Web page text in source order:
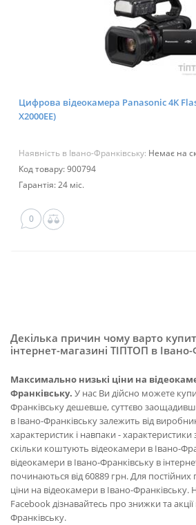
Цифрова відеокамера Panasonic 4K
X2000EE)
Наявність в Івано-Франківську: Немає на
Код товару: 900794
Гарантія: 24 міс.
0
Декілька причин чому варто
інтернет-магазині ТІПТОП в
Максимально низькі ціни на
Франківську. У нас Ви дійсно можете
Франківську дешевше, суттєво
в Івано-Франківську залежить від
характеристик і навпаки - характеристики
скільки коштують відеокамери в Івано-
відеокамери в Івано-Франківську в
починаються від 60889 грн. Для постійних
ціни на відеокамери в Івано-Франківську.
Facebook дізнавайтесь про знижки та
Франківську.